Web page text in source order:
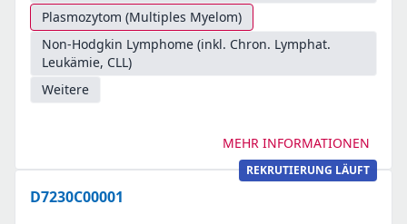
Plasmozytom (Multiples Myelom)
Non-Hodgkin Lymphome (inkl. Chron. Lymphat.
Leukämie, CLL)
Weitere
MEHR INFORMATIONEN
REKRUTIERUNG LÄUFT
D7230C00001